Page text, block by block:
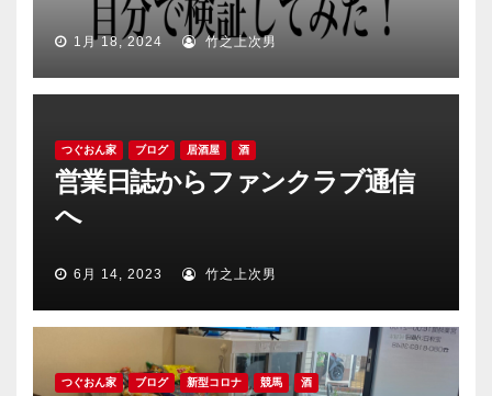
1月 18, 2024 竹之上次男
つぐおん家 ブログ 居酒屋 酒
営業日誌からファンクラブ通信
へ
6月 14, 2023 竹之上次男
つぐおん家 ブログ 新型コロナ 競馬 酒